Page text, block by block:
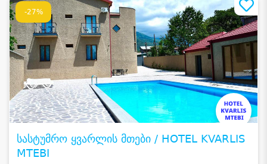
-27%
სასტუმრო ყვარლის მთები / HOTEL KVARLIS
MTEBI